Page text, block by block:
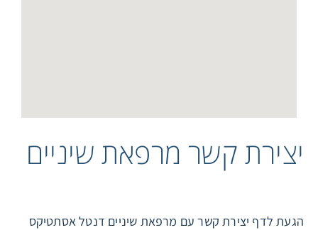
יצירת קשר מרפאת שיניים
הגעת לדף יצירת קשר עם מרפאת שיניים דנטל אסתטיקס